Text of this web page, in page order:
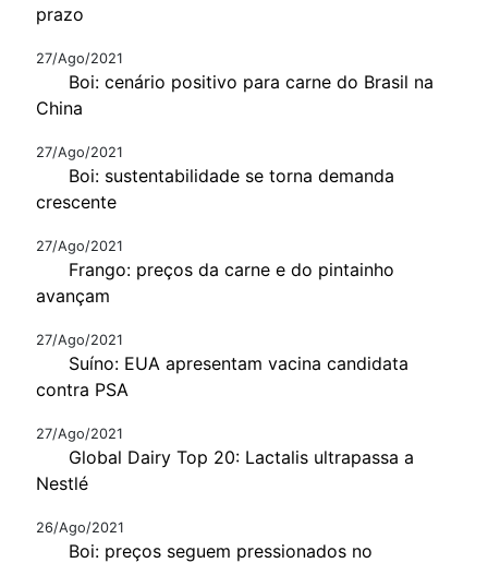
prazo
27/Ago/2021
Boi: cenário positivo para carne do Brasil na
China
27/Ago/2021
Boi: sustentabilidade se torna demanda
crescente
27/Ago/2021
Frango: preços da carne e do pintainho
avançam
27/Ago/2021
Suíno: EUA apresentam vacina candidata
contra PSA
27/Ago/2021
Global Dairy Top 20: Lactalis ultrapassa a
Nestlé
26/Ago/2021
Boi: preços seguem pressionados no